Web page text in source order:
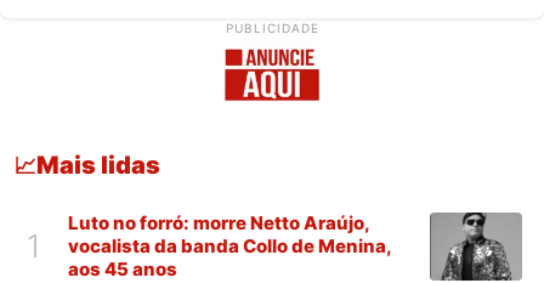
PUBLICIDADE
📈Mais lidas
1
Luto no forró: morre Netto Araújo,
vocalista da banda Collo de Menina,
aos 45 anos